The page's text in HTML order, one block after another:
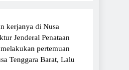
kerjanya di Nusa
Jenderal Penataan
pertemuan
Tenggara Barat, Lalu